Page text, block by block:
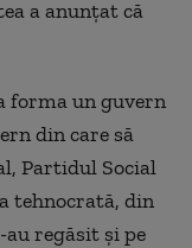
a anunțat că
forma un guvern
din care să
Partidul Social
tehnocrată, din
regăsit şi pe